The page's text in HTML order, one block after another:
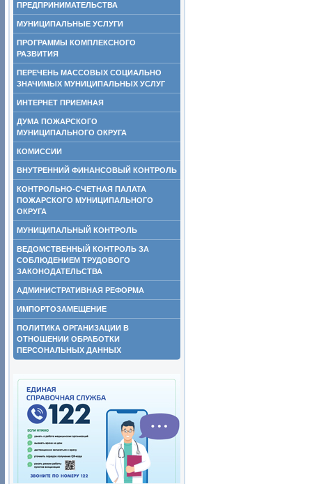
ПРЕДПРИНИМАТЕЛЬСТВА
МУНИЦИПАЛЬНЫЕ УСЛУГИ
ПРОГРАММЫ КОМПЛЕКСНОГО
РАЗВИТИЯ
ПЕРЕЧЕНЬ МАССОВЫХ СОЦИАЛЬНО
ЗНАЧИМЫХ МУНИЦИПАЛЬНЫХ УСЛУГ
ИНТЕРНЕТ ПРИЕМНАЯ
ДУМА ПОЖАРСКОГО
МУНИЦИПАЛЬНОГО ОКРУГА
КОМИССИИ
ВНУТРЕННИЙ ФИНАНСОВЫЙ КОНТРОЛЬ
КОНТРОЛЬНО-СЧЕТНАЯ ПАЛАТА
ПОЖАРСКОГО МУНИЦИПАЛЬНОГО
ОКРУГА
МУНИЦИПАЛЬНЫЙ КОНТРОЛЬ
ВЕДОМСТВЕННЫЙ КОНТРОЛЬ ЗА
СОБЛЮДЕНИЕМ ТРУДОВОГО
ЗАКОНОДАТЕЛЬСТВА
АДМИНИСТРАТИВНАЯ РЕФОРМА
ИМПОРТОЗАМЕЩЕНИЕ
ПОЛИТИКА ОРГАНИЗАЦИИ В
ОТНОШЕНИИ ОБРАБОТКИ
ПЕРСОНАЛЬНЫХ ДАННЫХ